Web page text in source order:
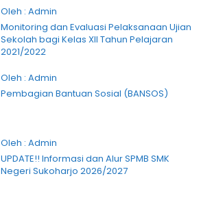
Oleh : Admin
Monitoring dan Evaluasi Pelaksanaan Ujian
Sekolah bagi Kelas XII Tahun Pelajaran
2021/2022
Oleh : Admin
Pembagian Bantuan Sosial (BANSOS)
Oleh : Admin
UPDATE!! Informasi dan Alur SPMB SMK
Negeri Sukoharjo 2026/2027